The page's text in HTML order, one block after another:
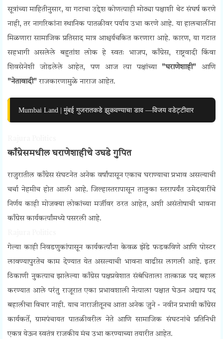
सूत्रांच्या माहितीनुसार, या गटाचा उद्देश कोणत्याही मोठ्या पक्षाशी थेट संघर्ष करणे
नाही, तर नागरिकांना स्थानिक पातळीवर पर्याय उभा करणे आहे. या हालचालींना
मिळणारा सामाजिक प्रतिसाद मात्र आश्चर्यचकित करणारा आहे. कारण, या गटात
सहभागी असलेले बहुतांश लोक हे स्वतः भाजप,काँग्रेस, राष्ट्रवादी किंवा
शिवसेनेशी जोडलेले आहेत, पण आज त्या पक्षांच्या "घराणेशाही" आणि
"नेतावादी" राजकारणामुळे नाराज आहेत.
Mumbai Land | मुंबई गुजरातकडे झुकवण्याचा डाव —विजय वडेट्टीवार
काँग्रेसमधील घराणेशाहीचे उघडे गुपित
राजुरातील काँग्रेस संघटनेत अनेक वर्षांपासून एकाच घराण्याचा प्रभाव असल्याची
चर्चा नेहमीच होत आली आहे. जिल्हास्तरापासून तालुका स्तरापर्यंत उमेदवारींचे
निर्णय काही मोजक्या लोकांच्या मर्जीवर ठरत आहेत, अशी असंतोषाची भावना
काँग्रेस कार्यकर्त्यांमध्ये पसरली आहे.
गेल्या काही निवडणुकांपासून कार्यकर्त्यांना केवळ झेंडे फडकविणे आणि पोस्टर
लावण्यापुरतेच काम देण्यात येत असल्याची भावना वाढीस लागली आहे. इतर
ठिकाणी नुकत्याच झालेल्या काँग्रेस पक्षप्रवेशात संबंधिताला तात्काळ पद बहाल
करण्यात आले परंतु राजूरात एका प्रभावशाली नेत्याला पक्षात घेऊन अद्याप पद
बहालीचा विचार नाही.याच नाराजीतूनच आता अनेक जुने - नवीन प्रभावी काँग्रेस
कार्यकर्ते, ग्रामपंचायत पातळीवरील नेते आणि सामाजिक संघटनांचे प्रतिनिधी
एकत्र येऊन स्वतंत्र राजकीय मंच उभा करण्याच्या तयारीत आहेत.